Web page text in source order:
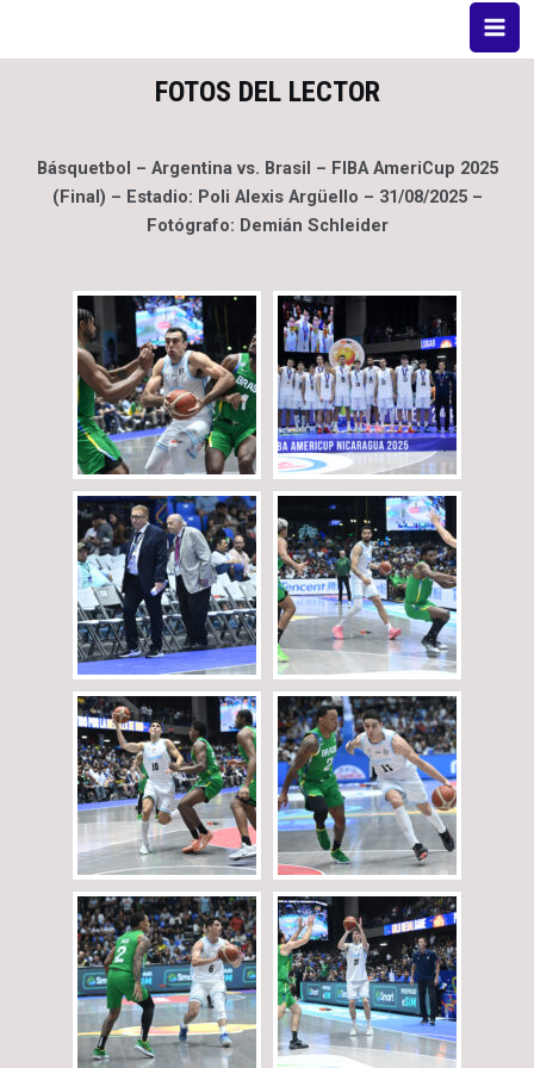
FOTOS DEL LECTOR
Básquetbol – Argentina vs. Brasil – FIBA AmeriCup 2025
(Final) – Estadio: Poli Alexis Argüello – 31/08/2025 –
Fotógrafo: Demián Schleider